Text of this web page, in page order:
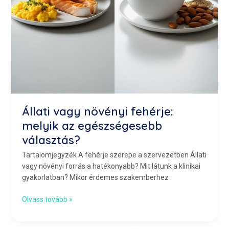
Állati vagy növényi fehérje:
melyik az egészségesebb
választás?
Tartalomjegyzék A fehérje szerepe a szervezetben Állati
vagy növényi forrás a hatékonyabb? Mit látunk a klinikai
gyakorlatban? Mikor érdemes szakemberhez
Olvass tovább »